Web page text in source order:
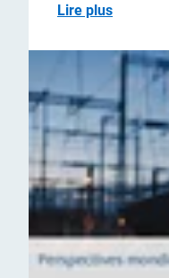
Lire plus